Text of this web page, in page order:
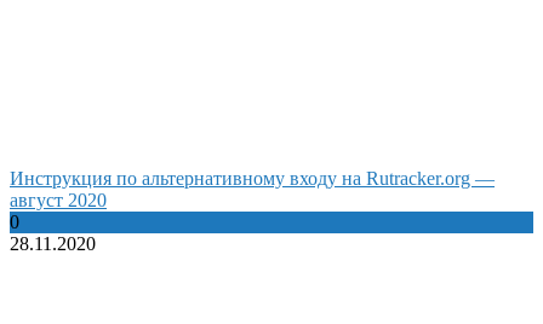
Инструкция по альтернативному входу на Rutracker.org —
август 2020
0
28.11.2020